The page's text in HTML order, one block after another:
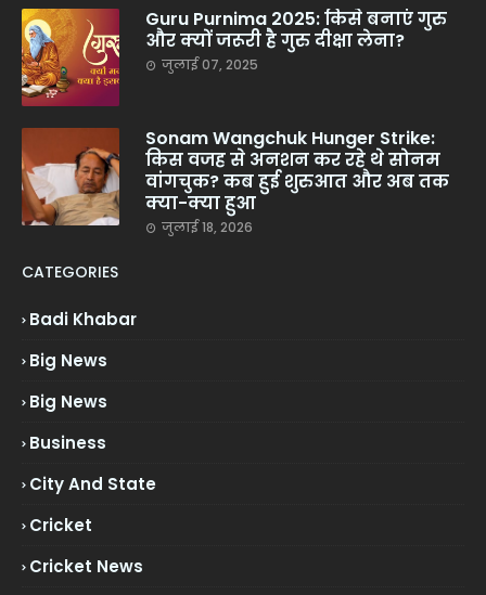
Guru Purnima 2025: किसे बनाएं गुरु
और क्यों जरूरी है गुरु दीक्षा लेना?
जुलाई 07, 2025
Sonam Wangchuk Hunger Strike:
किस वजह से अनशन कर रहे थे सोनम
वांगचुक? कब हुई शुरुआत और अब तक
क्या-क्या हुआ
जुलाई 18, 2026
CATEGORIES
Badi Khabar
Big News
Big News
Business
City And State
Cricket
Cricket News